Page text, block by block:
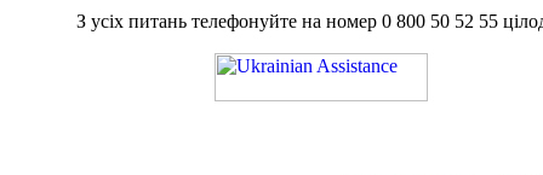
З усіх питань телефонуйте на номер 0 800 50 52 55